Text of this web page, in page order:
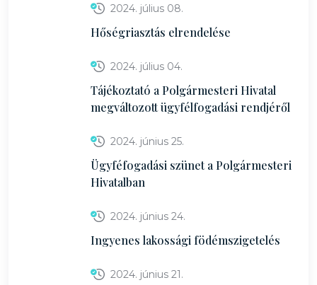
2024. július 08.
Hőségriasztás elrendelése
2024. július 04.
Tájékoztató a Polgármesteri Hivatal
megváltozott ügyfélfogadási rendjéről
2024. június 25.
Ügyféfogadási szünet a Polgármesteri
Hivatalban
2024. június 24.
Ingyenes lakossági födémszigetelés
2024. június 21.